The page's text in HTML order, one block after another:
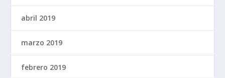
abril 2019
marzo 2019
febrero 2019